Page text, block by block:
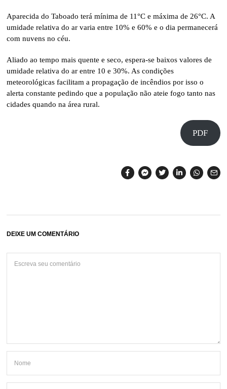
Aparecida do Taboado terá mínima de 11°C e máxima de 26°C. A
umidade relativa do ar varia entre 10% e 60% e o dia permanecerá
com nuvens no céu.
Aliado ao tempo mais quente e seco, espera-se baixos valores de
umidade relativa do ar entre 10 e 30%. As condições
meteorológicas facilitam a propagação de incêndios por isso o
alerta constante pedindo que a população não ateie fogo tanto nas
cidades quando na área rural.
PDF
DEIXE UM COMENTÁRIO